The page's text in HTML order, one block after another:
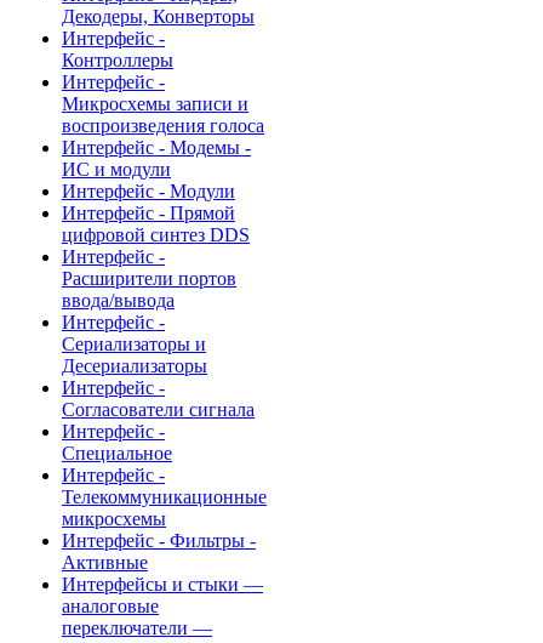
Декодеры, Конверторы
Интерфейс -
Контроллеры
Интерфейс -
Микросхемы записи и
воспроизведения голоса
Интерфейс - Модемы -
ИС и модули
Интерфейс - Модули
Интерфейс - Прямой
цифровой синтез DDS
Интерфейс -
Расширители портов
ввода/вывода
Интерфейс -
Сериализаторы и
Десериализаторы
Интерфейс -
Согласователи сигнала
Интерфейс -
Специальное
Интерфейс -
Телекоммуникационные
микросхемы
Интерфейс - Фильтры -
Активные
Интерфейсы и стыки —
аналоговые
переключатели —